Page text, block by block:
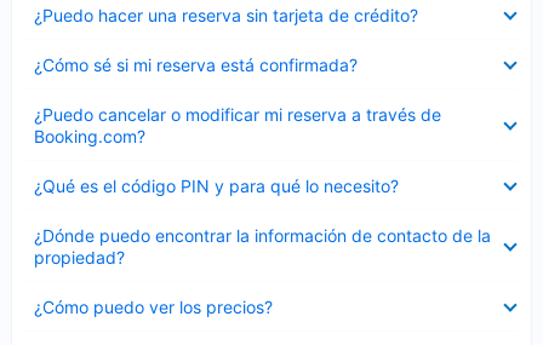
¿Puedo hacer una reserva sin tarjeta de crédito?
cerrado
¿Cómo sé si mi reserva está confirmada?
cerrado
¿Puedo cancelar o modificar mi reserva a través de
Booking.com?
cerrado
¿Qué es el código PIN y para qué lo necesito?
cerrado
¿Dónde puedo encontrar la información de contacto de la
propiedad?
cerrado
¿Cómo puedo ver los precios?
cerrado